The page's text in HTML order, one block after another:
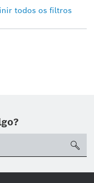
todos os filtros